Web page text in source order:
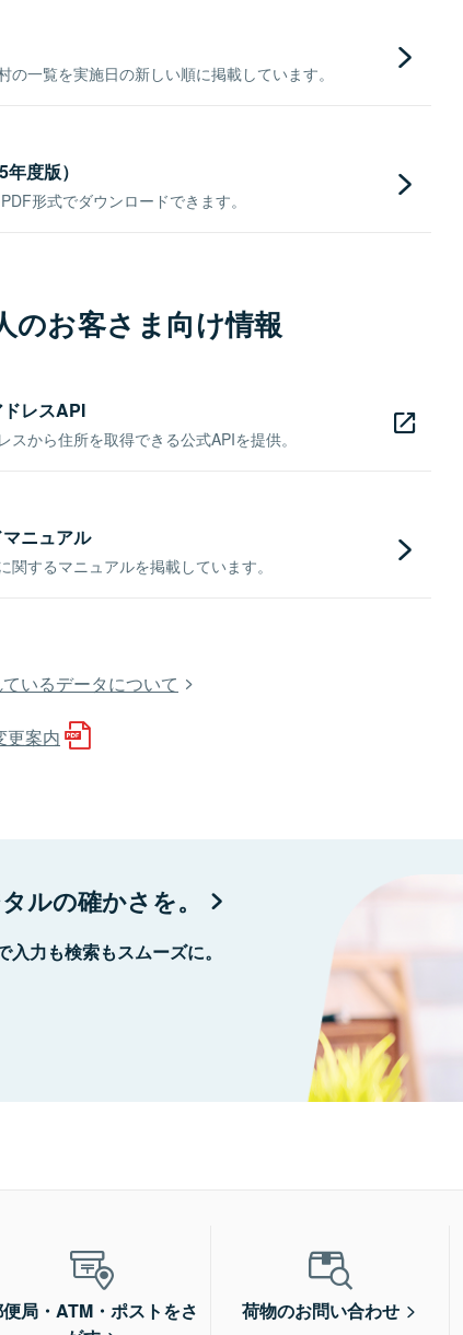
の一覧を実施日の新しい順に掲載しています。
度版）
形式でダウンロードできます。
のお客さま向け情報
レスAPI
スから住所を取得できる公式APIを提供。
ニュアル
関するマニュアルを掲載しています。
いるデータについて
更案内
ルの確かさを。
入力も検索もスムーズに。
局・ATM・ポストをさ
荷物のお問い合わせ